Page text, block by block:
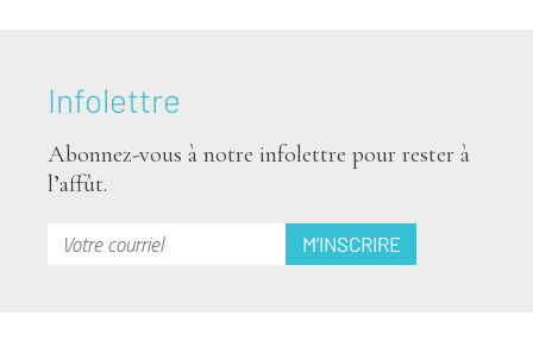
Infolettre
Abonnez-vous à notre infolettre pour rester à
l’affût.